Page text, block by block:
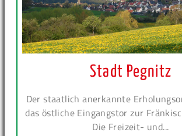
Stadt Pegnitz
Der staatlich anerkannte
das östliche Eingangstor zur
Die Freizeit- und...